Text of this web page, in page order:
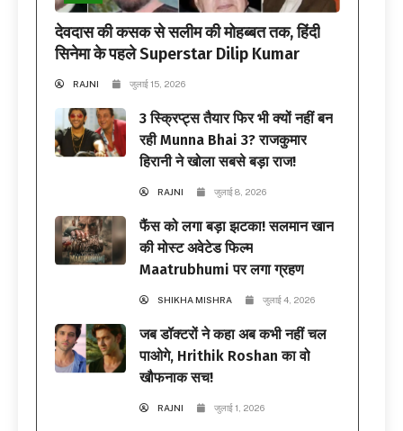
देवदास की कसक से सलीम की मोहब्बत तक, हिंदी
सिनेमा के पहले Superstar Dilip Kumar
RAJNI जुलाई 15, 2026
3 स्क्रिप्ट्स तैयार फिर भी क्यों नहीं बन
रही Munna Bhai 3? राजकुमार
हिरानी ने खोला सबसे बड़ा राज!
RAJNI जुलाई 8, 2026
फैंस को लगा बड़ा झटका! सलमान खान
की मोस्ट अवेटेड फिल्म
Maatrubhumi पर लगा ग्रहण
SHIKHA MISHRA जुलाई 4, 2026
जब डॉक्टरों ने कहा अब कभी नहीं चल
पाओगे, Hrithik Roshan का वो
खौफनाक सच!
RAJNI जुलाई 1, 2026